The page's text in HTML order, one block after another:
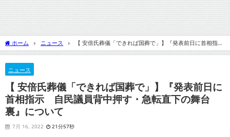
ホーム ニュース
【 安倍氏葬儀「できれば国葬で」】『発表前日に首相指
示 自民議員背中押す・急転直下の舞台裏』について
ニュース
【 安倍氏葬儀「できれば国葬で」】『発表前日に
首相指示 自民議員背中押す・急転直下の舞台
裏』について
7月 16, 2022 21分57秒